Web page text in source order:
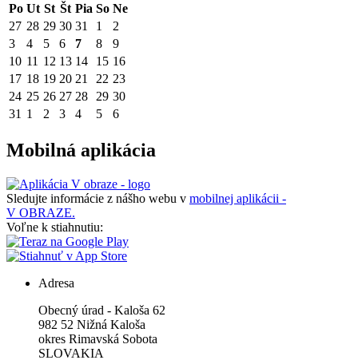
Po Ut St Št Pia So Ne
27 28 29 30 31 1
2
3
4 5 6 7 8
9
10 11 12 13 14 15 16
17 18 19 20 21 22 23
24 25 26 27 28 29 30
31 1 2 3 4 5 6
Mobilná aplikácia
Sledujte informácie z nášho webu v mobilnej aplikácii -
V OBRAZE.
Voľne k stiahnutiu:
Adresa
Obecný úrad - Kaloša 62
982 52 Nižná Kaloša
okres Rimavská Sobota
SLOVAKIA